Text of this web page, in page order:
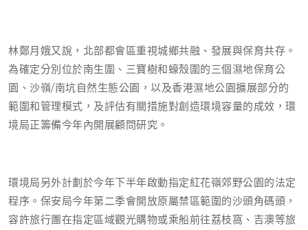
林鄭月娥又說，北部都會區重視城鄉共融、發展與保育共存。
為確定分別位於南生圍、三寶樹和蠔殼圍的三個濕地保育公
園、沙嶺/南坑自然生態公園，以及香港濕地公園擴展部分的
範圍和管理模式，及評估有關措施對創造環境容量的成效，環
境局正籌備今年內開展顧問研究。
環境局另外計劃於今年下半年啟動指定紅花嶺郊野公園的法定
程序。保安局今年第二季會開放原屬禁區範圍的沙頭角碼頭，
容許旅行團在指定區域觀光購物或乘船前往荔枝窩、吉澳等旅